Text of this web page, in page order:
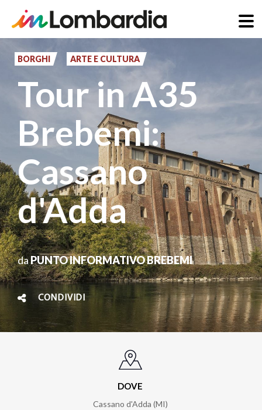
principale
BORGHI ARTE E CULTURA
Tour in A35
Brebemi:
Cassano
d'Adda
daPUNTO INFORMATIVO BREBEMI
CONDIVIDI
DOVE
Cassano d'Adda (MI)